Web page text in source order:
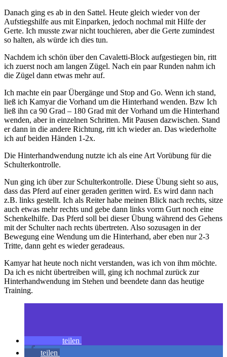
Danach ging es ab in den Sattel. Heute gleich wieder von der
Aufstiegshilfe aus mit Einparken, jedoch nochmal mit Hilfe der
Gerte. Ich musste zwar nicht touchieren, aber die Gerte zumindest
so halten, als würde ich dies tun.
Nachdem ich schön über den Cavaletti-Block aufgestiegen bin, ritt
ich zuerst noch am langen Zügel. Nach ein paar Runden nahm ich
die Zügel dann etwas mehr auf.
Ich machte ein paar Übergänge und Stop and Go. Wenn ich stand,
ließ ich Kamyar die Vorhand um die Hinterhand wenden. Bzw Ich
ließ ihn ca 90 Grad – 180 Grad mit der Vorhand um die Hinterhand
wenden, aber in einzelnen Schritten. Mit Pausen dazwischen. Stand
er dann in die andere Richtung, ritt ich wieder an. Das wiederholte
ich auf beiden Händen 1-2x.
Die Hinterhandwendung nutzte ich als eine Art Vorübung für die
Schulterkontrolle.
Nun ging ich über zur Schulterkontrolle. Diese Übung sieht so aus,
dass das Pferd auf einer geraden geritten wird. Es wird dann nach
z.B. links gestellt. Ich als Reiter habe meinen Blick nach rechts, sitze
auch etwas mehr rechts und gebe dann links vorm Gurt noch eine
Schenkelhilfe. Das Pferd soll bei dieser Übung während des Gehens
mit der Schulter nach rechts übertreten. Also sozusagen in der
Bewegung eine Wendung um die Hinterhand, aber eben nur 2-3
Tritte, dann geht es wieder geradeaus.
Kamyar hat heute noch nicht verstanden, was ich von ihm möchte.
Da ich es nicht übertreiben will, ging ich nochmal zurück zur
Hinterhandwendung im Stehen und beendete dann das heutige
Training.
teilen
teilen